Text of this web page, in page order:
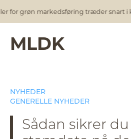
grøn markedsføring træder snart i
MLDK
NYHEDER
GENERELLE NYHEDER
Sådan sikrer